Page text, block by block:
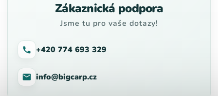
Zákaznická podpora
Jsme tu pro vaše dotazy!
+420 774 693 329
info@bigcarp.cz